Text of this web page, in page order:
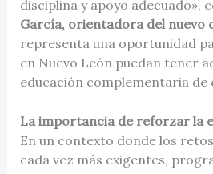
disciplina y apoyo adecuado»,
García, orientadora del nuevo
representa una oportunidad
en Nuevo León puedan tener
educación complementaria de
La importancia de reforzar la
En un contexto donde los
cada vez más exigentes,